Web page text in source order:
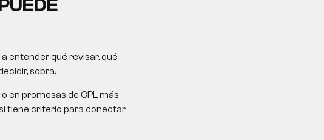
entender qué revisar, qué
sobra.
en promesas de CPL más
tiene criterio para conectar